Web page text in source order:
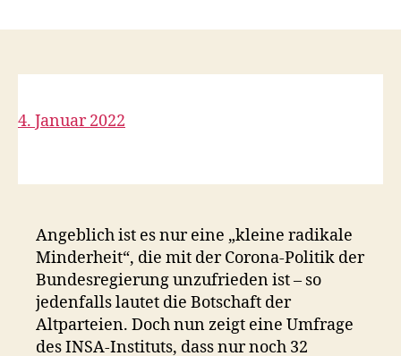
4. Januar 2022
Angeblich ist es nur eine „kleine radikale
Minderheit“, die mit der Corona-Politik der
Bundesregierung unzufrieden ist – so
jedenfalls lautet die Botschaft der
Altparteien. Doch nun zeigt eine Umfrage
des INSA-Instituts, dass nur noch 32